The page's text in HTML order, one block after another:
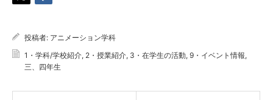
投稿者: アニメーション学科
1・学科/学校紹介, 2・授業紹介, 3・在学生の活動, 9・イベント情報,
三、四年生